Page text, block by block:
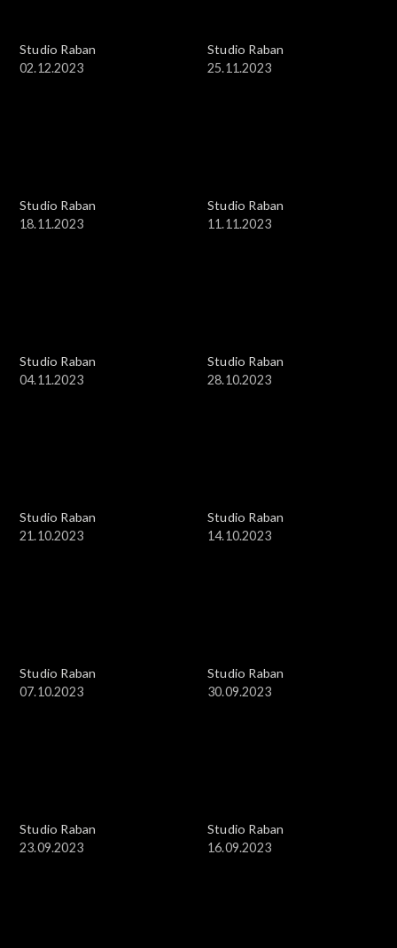
Studio Raban
02.12.2023
Studio Raban
25.11.2023
Studio Raban
18.11.2023
Studio Raban
11.11.2023
Studio Raban
04.11.2023
Studio Raban
28.10.2023
Studio Raban
21.10.2023
Studio Raban
14.10.2023
Studio Raban
07.10.2023
Studio Raban
30.09.2023
Studio Raban
23.09.2023
Studio Raban
16.09.2023